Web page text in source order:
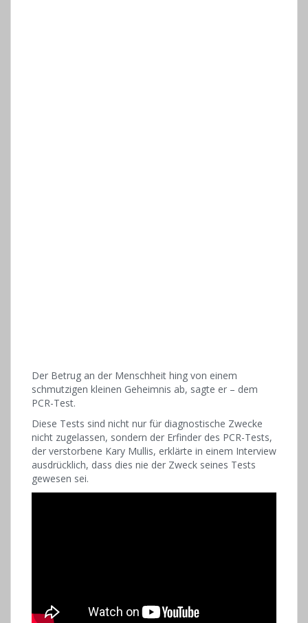
Der Betrug an der Menschheit hing von einem
schmutzigen kleinen Geheimnis ab, sagte er – dem
PCR-Test.
Diese Tests sind nicht nur für diagnostische Zwecke
nicht zugelassen, sondern der Erfinder des PCR-Tests,
der verstorbene Kary Mullis, erklärte in einem Interview
ausdrücklich, dass dies nie der Zweck seines Tests
gewesen sei.